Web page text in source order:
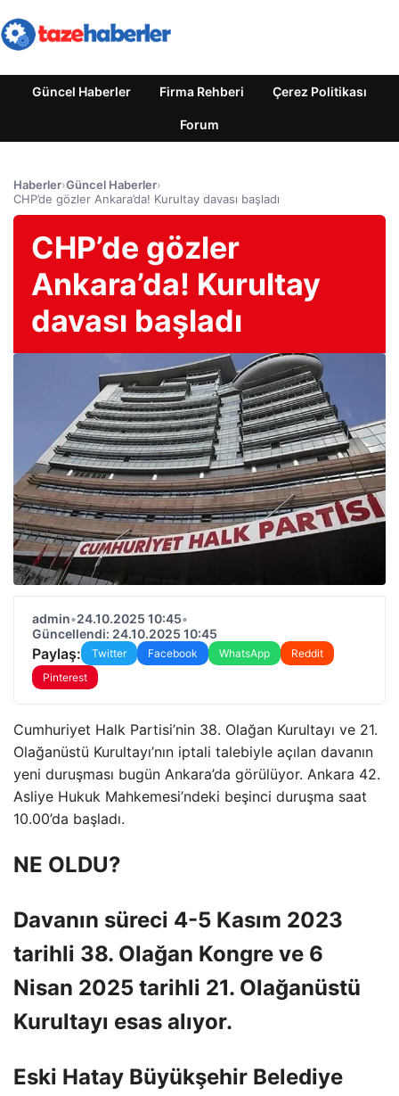
Güncel Haberler Firma Rehberi Çerez Politikası
Forum
Haberler›Güncel Haberler›
CHP’de gözler Ankara’da! Kurultay davası başladı
CHP’de gözler
Ankara’da! Kurultay
davası başladı
admin•24.10.2025 10:45•
Güncellendi: 24.10.2025 10:45
Paylaş: Twitter Facebook WhatsApp
Reddit
Pinterest
Cumhuriyet Halk Partisi’nin 38. Olağan Kurultayı ve 21.
Olağanüstü Kurultayı’nın iptali talebiyle açılan davanın
yeni duruşması bugün Ankara’da görülüyor. Ankara 42.
Asliye Hukuk Mahkemesi’ndeki beşinci duruşma saat
10.00’da başladı.
NE OLDU?
Davanın süreci 4-5 Kasım 2023
tarihli 38. Olağan Kongre ve 6
Nisan 2025 tarihli 21. Olağanüstü
Kurultayı esas alıyor.
Eski Hatay Büyükşehir Belediye